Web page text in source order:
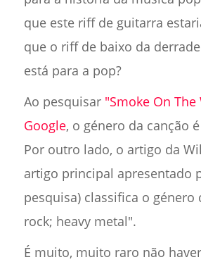
que este riff de guitarra
que o riff de baixo da
está para a pop?
Ao pesquisar "Smoke On
Google, o género da canção
Por outro lado, o artigo da
artigo principal apresentado
pesquisa) classifica o género
rock; heavy metal".
É muito, muito raro não